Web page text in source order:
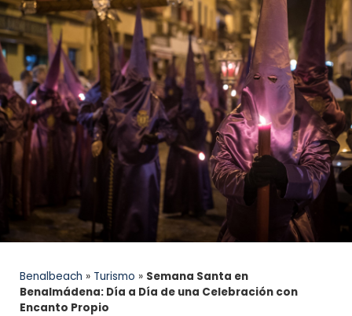
Benalbeach » Turismo » Semana Santa en
Benalmádena: Día a Día de una Celebración con
Encanto Propio